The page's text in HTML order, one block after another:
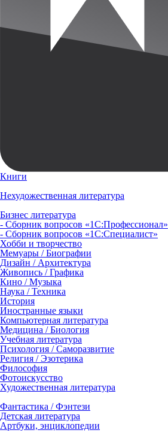
Книги
Нехудожественная литература
Бизнес литература
- Сборник вопросов «1С:Профессионал»
- Сборник вопросов «1С:Специалист»
Хобби и творчество
Мемуары / Биографии
Дизайн / Архитектура
Живопись / Графика
Кино / Музыка
Наука / Техника
История
Иностранные языки
Компьютерная литература
Медицина / Биология
Учебная литература
Психология / Саморазвитие
Религия / Эзотерика
Философия
Фотоискусство
Художественная литература
Фантастика / Фэнтези
Детская литература
Артбуки, энциклопедии